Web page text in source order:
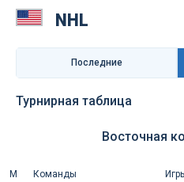
NHL
Последниe
Турнирная таблица
Восточная
М Команды